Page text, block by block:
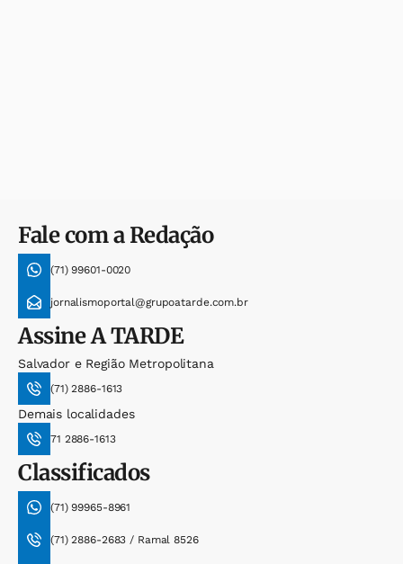
Fale com a Redação
(71) 99601-0020
jornalismoportal@grupoatarde.com.br
AssineA TARDE
Salvador e Região Metropolitana
(71) 2886-1613
Demais localidades
71 2886-1613
Classificados
(71) 99965-8961
(71) 2886-2683 / Ramal 8526